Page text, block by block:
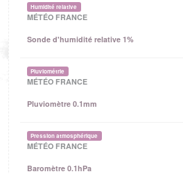
Humidité relative
MÉTÉO FRANCE
Sonde d'humidité relative 1%
Pluviométrie
MÉTÉO FRANCE
Pluviomètre 0.1mm
Pression atmosphérique
MÉTÉO FRANCE
Baromètre 0.1hPa